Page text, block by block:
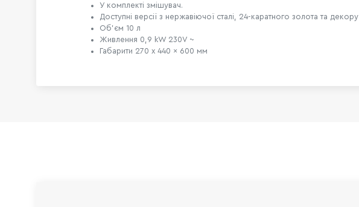
У комплекті змішувач.
Доступні версії з нержавіючої сталі, 24-каратного золота та декору
Об'єм 10 л
Живлення 0,9 kW 230V ~
Габарити 270 x 440 x 600 мм